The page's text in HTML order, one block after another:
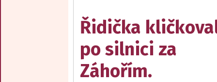
Řidička
po silnici za
Záhořím.